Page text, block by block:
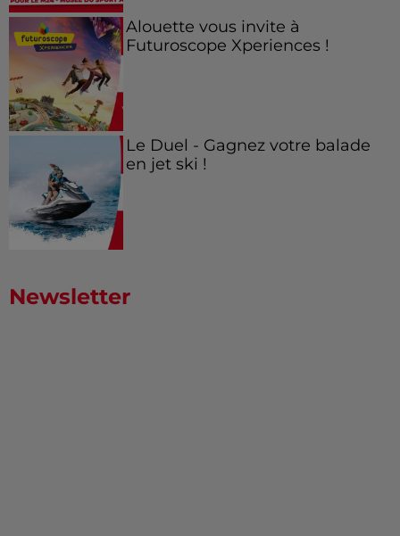
Alouette vous invite à
Futuroscope Xperiences !
Le Duel - Gagnez votre balade
en jet ski !
Newsletter